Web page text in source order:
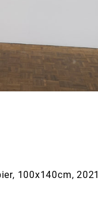
100x140cm, 2021